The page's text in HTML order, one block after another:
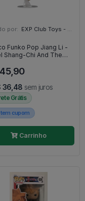
por: EXP Club Toys - SP
Funko Pop Jiang Li -
Shang-Chi And The
36,48 sem juros
Grátis
tem cupom
Carrinho